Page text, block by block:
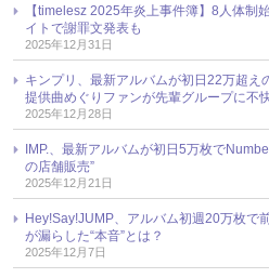
【timelesz 2025年炎上事件簿】8人体
イトで謝罪文発表も
2025年12月31日
キンプリ、最新アルバムが初日22万超
提供曲めぐりファンが先輩グループに不
2025年12月28日
IMP.、最新アルバムが初日5万枚で
の店舗販売”
2025年12月21日
Hey!Say!JUMP、アルバム初週20万枚
が漏らした“本音”とは？
2025年12月7日